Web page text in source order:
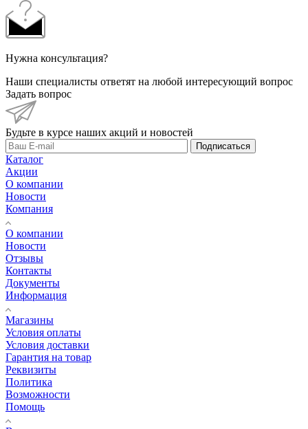
Нужна консультация?
Наши специалисты ответят на любой интересующий вопрос
Задать вопрос
Будьте в курсе наших акций и новостей
Подписаться
Каталог
Акции
О компании
Новости
Компания
О компании
Новости
Отзывы
Контакты
Документы
Информация
Магазины
Условия оплаты
Условия доставки
Гарантия на товар
Реквизиты
Политика
Возможности
Помощь